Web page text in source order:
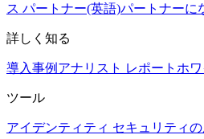
ス パートナー(英語)パートナーに
詳しく知る
導入事例 アナリスト レポート ホ
ツール
アイデンティティ セキュリティ